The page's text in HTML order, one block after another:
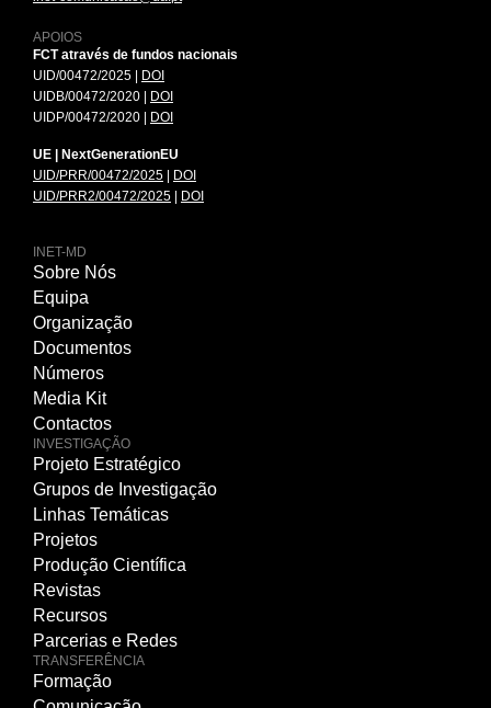
APOIOS
FCT através de fundos nacionais
UID/00472/2025 |
DOI
UIDB/00472/2020 |
DOI
UIDP/00472/2020 |
DOI
UE | NextGenerationEU
UID/PRR/00472/2025
DOI
UID/PRR2/00472/2025
DOI
INET-MD
Sobre Nós
Equipa
Organização
Documentos
Números
Media Kit
Contactos
INVESTIGAÇÃO
Projeto Estratégico
Grupos de Investigação
Linhas Temáticas
Projetos
Produção Científica
Revistas
Recursos
Parcerias e Redes
TRANSFERÊNCIA
Formação